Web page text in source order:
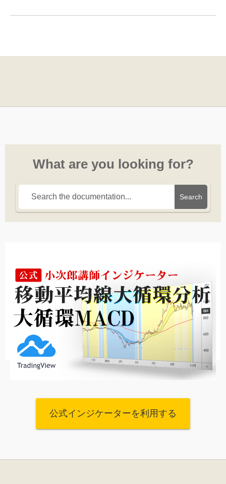
What are you looking for?
Search
公式インジケーターを利用する